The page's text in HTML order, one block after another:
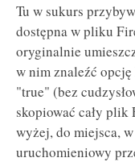
Tu w sukurs
dostępna w pliku
oryginalnie
w nim znaleźć
"true" (bez
skopiować cały
wyżej, do miejsca,
uruchomieniowy